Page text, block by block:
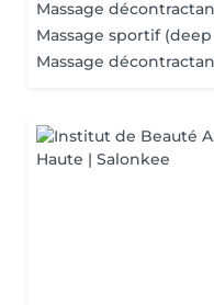
Massage
Massage sportif
Massage